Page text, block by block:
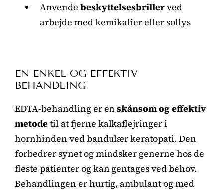
Anvende beskyttelsesbrillerved
arbejde med kemikalier eller sollys
EN ENKEL OG EFFEKTIV
BEHANDLING
EDTA-behandling er en skånsom og effektiv
metodetil at fjerne kalkaflejringer i
hornhinden ved bandulær keratopati. Den
forbedrer synet og mindsker generne hos de
fleste patienter og kan gentages ved behov.
Behandlingen er hurtig, ambulant og med